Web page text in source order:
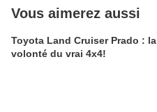
Vous aimerez aussi
Toyota Land Cruiser Prado : la
volonté du vrai 4x4!